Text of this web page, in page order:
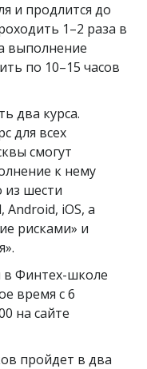
и продлится до
1–2 раза в
выполнение
по 10–15 часов
два курса.
для всех
смогут
к нему
из шести
iOS, а
рисками» и
в Финтех-школе
время с 6
на сайте
пройдет в два